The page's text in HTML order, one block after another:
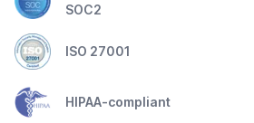
SOC2
ISO 27001
HIPAA-compliant